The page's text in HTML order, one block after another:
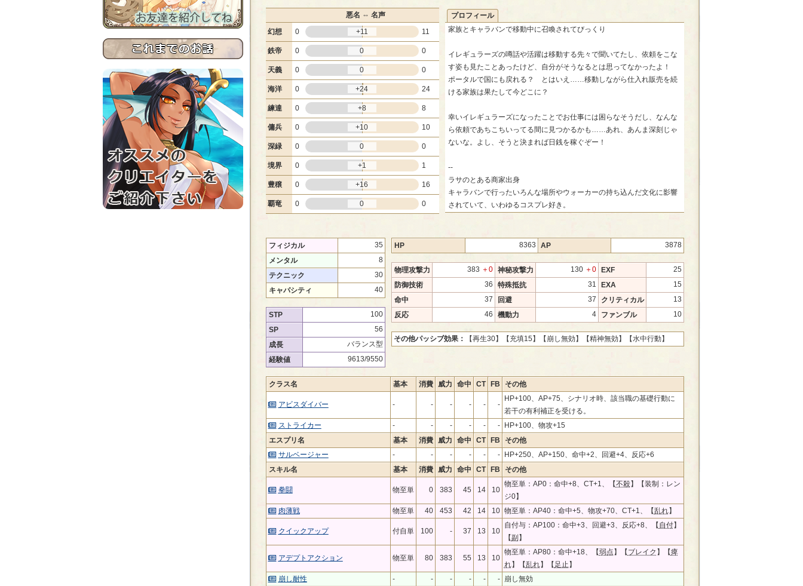
悪名 ⇔ 名声
幻想
0 +11 11
鉄帝 0 0 0
天義 0 0 0
海洋 0 +24 24
練達 0 +8 8
傭兵 0 +10 10
深緑 0 0 0
境界 0 +1 1
豊穣 0 +16 16
覇竜 0 0 0
プロフィール
家族とキャラバンで移動中に召喚されてびっくり
イレギュラーズの噂話や活躍は移動する先々で聞いてたし、依頼をこな
す姿も見たことあったけど、自分がそうなるとは思ってなかったよ！
ポータルで国にも戻れる？ とはいえ……移動しながら仕入れ販売を続
ける家族は果たして今どこに？
幸いイレギュラーズになったことでお仕事には困らなそうだし、なんな
ら依頼であちこちいってる間に見つかるかも……あれ、あんま深刻じゃ
ないな。よし、そうと決まれば日銭を稼ぐぞー！
--
ラサのとある商家出身
キャラバンで行ったいろんな場所やウォーカーの持ち込んだ文化に影響
されていて、いわゆるコスプレ好き。
フィジカル
35
メンタル
8
テクニック
30
キャパシティ
40
STP
100
SP
56
成長
バランス型
経験値
9613/9550
HP 8363 AP 3878
物理攻撃力 383 ＋0 神秘攻撃力 130 ＋0 EXF
25
防御技術
36 特殊抵抗 31 EXA
15
命中
37 回避 37 クリティカル
13
反応
46 機動力 4 ファンブル 10
その他パッシブ効果： 【再生30】 【充填15】 【崩し無効】 【精神無効】 【水中行動】
クラス名 基本 消費 威力 命中 CT FB その他
アビスダイバー - - - - - -
HP+100、AP+75、シナリオ時、該当職の基礎行動に
若干の有利補正を受ける。
ストライカー
- - - - - -
HP+100、物攻+15
エスプリ名
基本 消費 威力 命中 CT FB
その他
サルベージャー
- - - - - -
HP+250、AP+150、命中+2、回避+4、反応+6
スキル名
基本 消費 威力 命中 CT FB その他
拳闘 物至単 0 383 45 14 10
物至単：AP0：命中+8、CT+1、【不殺】【装制：レン
ジ0】
肉薄戦
物至単 40 453 42 14 10 物至単：AP40：命中+5、物攻+70、CT+1、【乱れ】
クイックアップ 付自単 100 - 37 13 10
自付与：AP100：命中+3、回避+3、反応+8、【 自付】
【副 】
アデプトアクション 物至単 80 383 55 13 10
物至単：AP80：命中+18、【弱点 】【 ブレイク 】【痺
れ】【乱れ】【 足止 】
崩し耐性
- - - - - - 崩し無効